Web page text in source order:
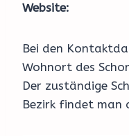
Website:
Bei den
Wohnort des
Der zuständige
Bezirk findet man